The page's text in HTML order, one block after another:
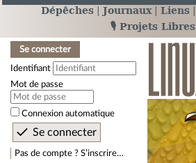
Dépêches Journaux Liens
🎙️ Projets Libres
Se connecter
Identifiant
Mot de passe
Connexion automatique
Pas de compte ? S’inscrire…